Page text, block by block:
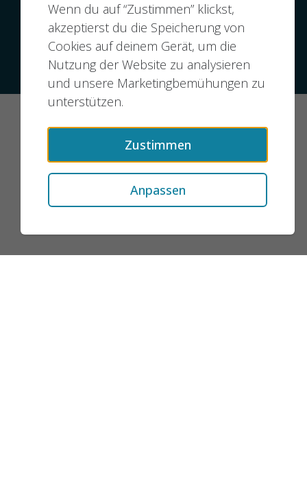
Kontakt Datenschutz Impressum
© 2026 jobMIXER.de, alle Rechte vorbehalten
Wenn du auf “Zustimmen” klickst,
akzeptierst du die Speicherung von
Cookies auf deinem Gerät, um die
Nutzung der Website zu analysieren
und unsere Marketingbemühungen zu
unterstützen.
Zustimmen
Anpassen